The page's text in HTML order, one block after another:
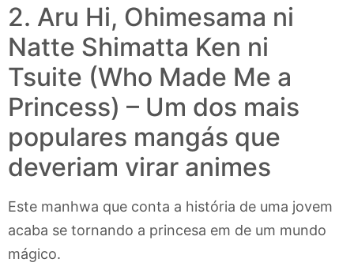
2. Aru Hi, Ohimesama ni
Natte Shimatta Ken ni
Tsuite (Who Made Me a
Princess) – Um dos mais
populares mangás que
deveriam virar animes
Este manhwa que conta a história de uma jovem
acaba se tornando a princesa em de um mundo
mágico.